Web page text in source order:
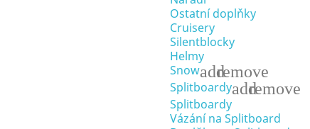
Ostatní doplňky
Cruisery
Silentblocky
Helmy
Snowaddremove
Splitboardyaddremove
Splitboardy
Vázání na Splitboard